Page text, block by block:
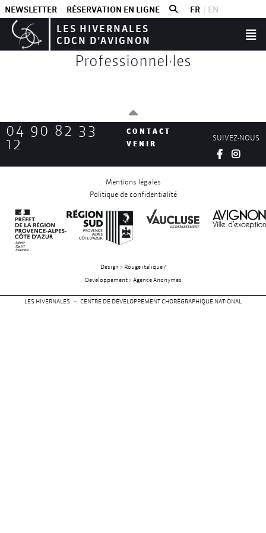
NEWSLETTER RÉSERVATION EN LIGNE FR EN
LES HIVERNALES
CDCN D’AVIGNON
Professionnel·les
04 90 82 33
12
CONTACT
VENIR
SUIVEZ-NOUS
Mentions légales
Politique de confidentialité
Design > Rouge italique /
Développement > Agence Anonymes
LES HIVERNALES – CENTRE DE DÉVELOPPEMENT CHORÉGRAPHIQUE NATIONAL